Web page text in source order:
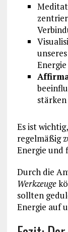
Es ist
regelmäßig
Energie und
Durch die
Werkzeuge
sollten
Energie auf